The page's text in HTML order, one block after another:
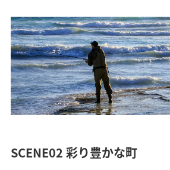
SCENE02 彩り豊かな町